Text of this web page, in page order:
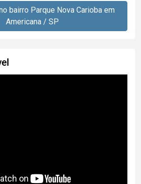
bairro Parque Nova Carioba em
Americana / SP